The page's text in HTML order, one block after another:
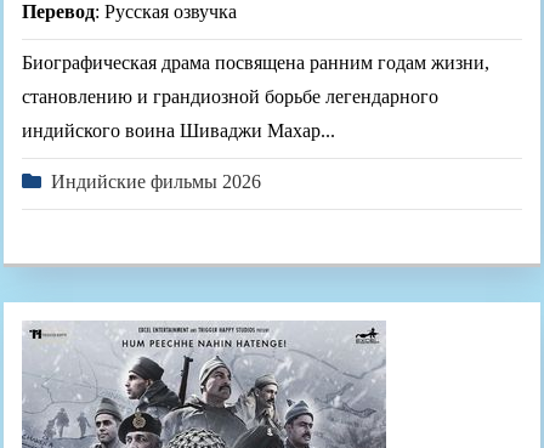
Перевод: Русская озвучка
Биографическая драма посвящена ранним годам жизни,
становлению и грандиозной борьбе легендарного
индийского воина Шиваджи Махар...
Индийские фильмы 2026